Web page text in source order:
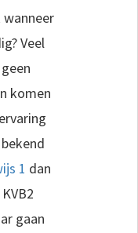
wanneer
Veel
komen
1 dan
gaan